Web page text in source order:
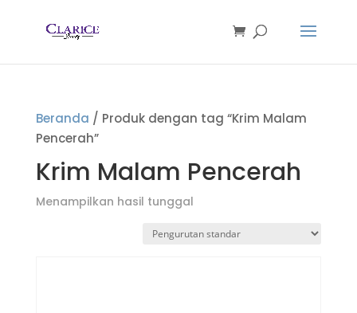
Beranda / Produk dengan tag “Krim Malam
Pencerah”
Krim Malam Pencerah
Menampilkan hasil tunggal